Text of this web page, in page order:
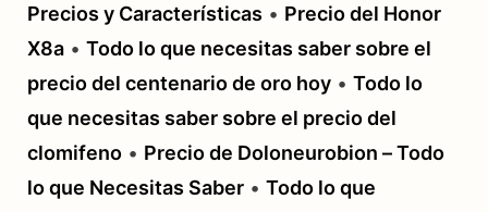
Precios y Características • Precio del Honor
X8a • Todo lo que necesitas saber sobre el
precio del centenario de oro hoy • Todo lo
que necesitas saber sobre el precio del
clomifeno • Precio de Doloneurobion – Todo
lo que Necesitas Saber • Todo lo que